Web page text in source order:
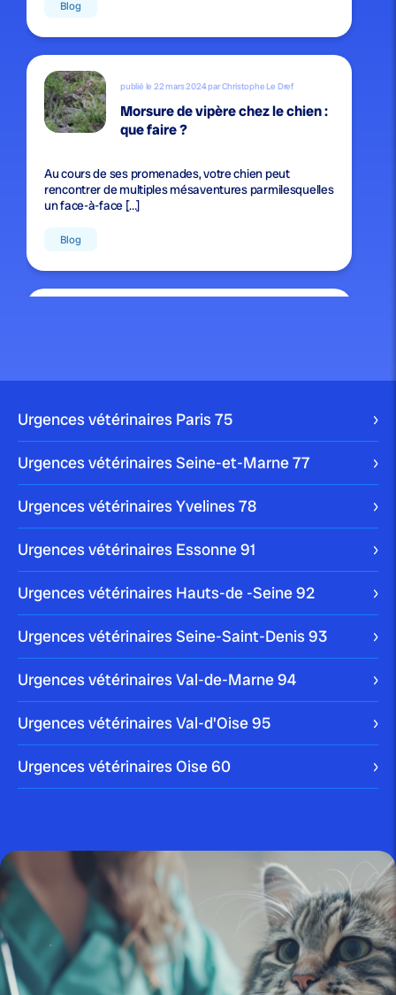
Blog
publié le 22 mars 2024 par Christophe Le Dref
Morsure de vipère chez le chien :
que faire ?
Au cours de ses promenades, votre chien peut
rencontrer de multiples mésaventures parmilesquelles
un face-à-face […]
Blog
crucial de ne pas oublier […]
Blog
dans son quotidien. La tique en est […]
Blog
publié le 22 décembre 2023 par Christophe Le Dref
Comment soigner un chat qui
bave ?
Urgences vétérinaires Paris75
Urgences vétérinaires Seine-et-Marne77
Urgences vétérinaires Yvelines78
Urgences vétérinaires Essonne91
Urgences vétérinaires Hauts-de -Seine92
Urgences vétérinaires Seine-Saint-Denis93
Urgences vétérinaires Val-de-Marne94
Urgences vétérinaires Val-d'Oise95
Urgences vétérinaires Oise60